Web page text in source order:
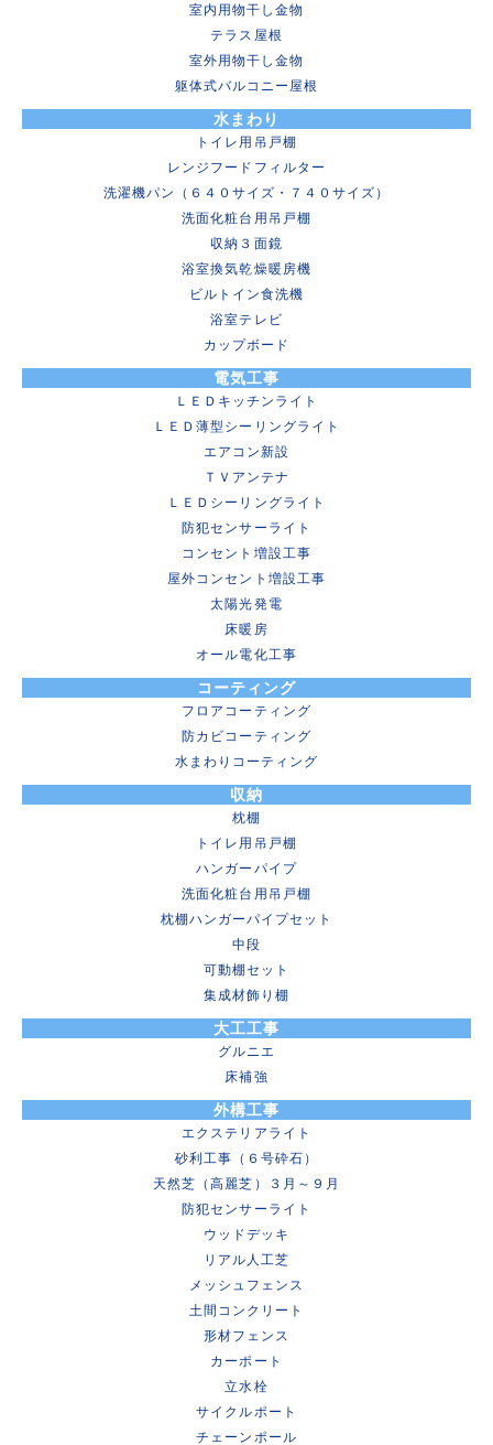
室内用物干し金物
テラス屋根
室外用物干し金物
躯体式バルコニー屋根
水まわり
トイレ用吊戸棚
レンジフードフィルター
洗濯機パン（６４０サイズ・７４０サイズ）
洗面化粧台用吊戸棚
収納３面鏡
浴室換気乾燥暖房機
ビルトイン食洗機
浴室テレビ
カップボード
電気工事
ＬＥＤキッチンライト
ＬＥＤ薄型シーリングライト
エアコン新設
ＴＶアンテナ
ＬＥＤシーリングライト
防犯センサーライト
コンセント増設工事
屋外コンセント増設工事
太陽光発電
床暖房
オール電化工事
コーティング
フロアコーティング
防カビコーティング
水まわりコーティング
収納
枕棚
トイレ用吊戸棚
ハンガーパイプ
洗面化粧台用吊戸棚
枕棚ハンガーパイプセット
中段
可動棚セット
集成材飾り棚
大工工事
グルニエ
床補強
外構工事
エクステリアライト
砂利工事（６号砕石）
天然芝（高麗芝）３月～９月
防犯センサーライト
ウッドデッキ
リアル人工芝
メッシュフェンス
土間コンクリート
形材フェンス
カーポート
立水栓
サイクルポート
チェーンポール